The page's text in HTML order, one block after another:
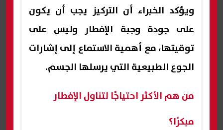
ويؤكد الخبراء أن التركيز يجب أن يكون
على جودة وجبة الإفطار وليس على
توقيتها، مع أهمية الاستماع إلى إشارات
الجوع الطبيعية التي يرسلها الجسم.
من هم الأكثر احتياجًا لتناول الإفطار
مبكرًا؟